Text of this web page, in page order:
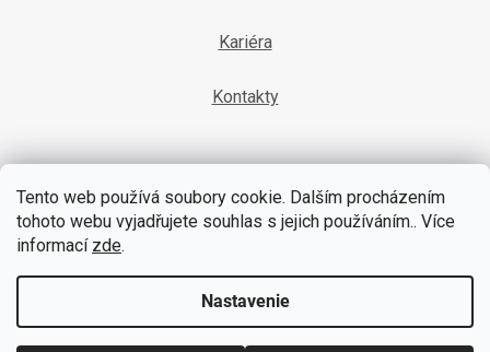
Tento web používá soubory cookie. Dalším procházením
tohoto webu vyjadřujete souhlas s jejich používáním.. Více
informací zde.
Nastavenie
Kariéra
Kontakty
YouTube